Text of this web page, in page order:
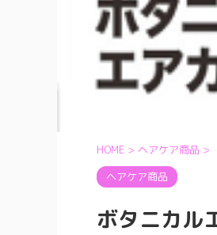
HOME > ヘアケア商品 >
ヘアケア商品
ボタニカル